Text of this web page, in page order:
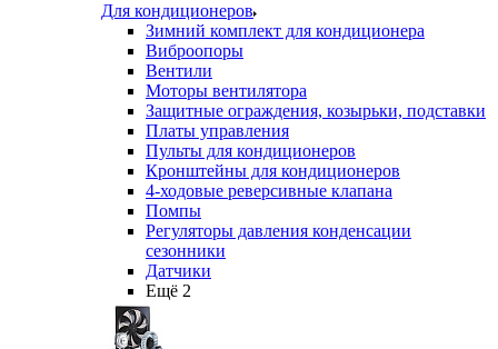
Для кондиционеров
Зимний комплект для кондиционера
Виброопоры
Вентили
Моторы вентилятора
Защитные ограждения, козырьки, подставки
Платы управления
Пульты для кондиционеров
Кронштейны для кондиционеров
4-ходовые реверсивные клапана
Помпы
Регуляторы давления конденсации
сезонники
Датчики
Ещё 2